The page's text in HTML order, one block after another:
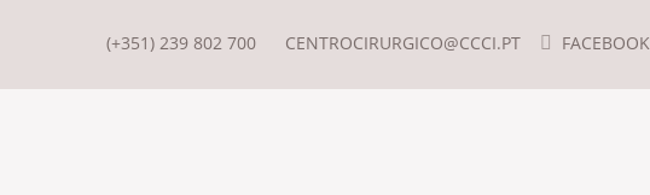
(+351) 239 802 700 CENTROCIRURGICO@CCCI.PT FACEBOOK